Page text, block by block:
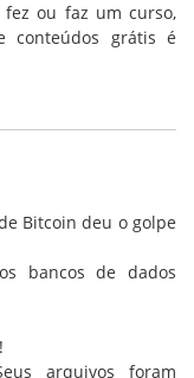
fez ou faz um curso,
conteúdos grátis é
Bitcoin deu o golpe
bancos de dados
arquivos foram